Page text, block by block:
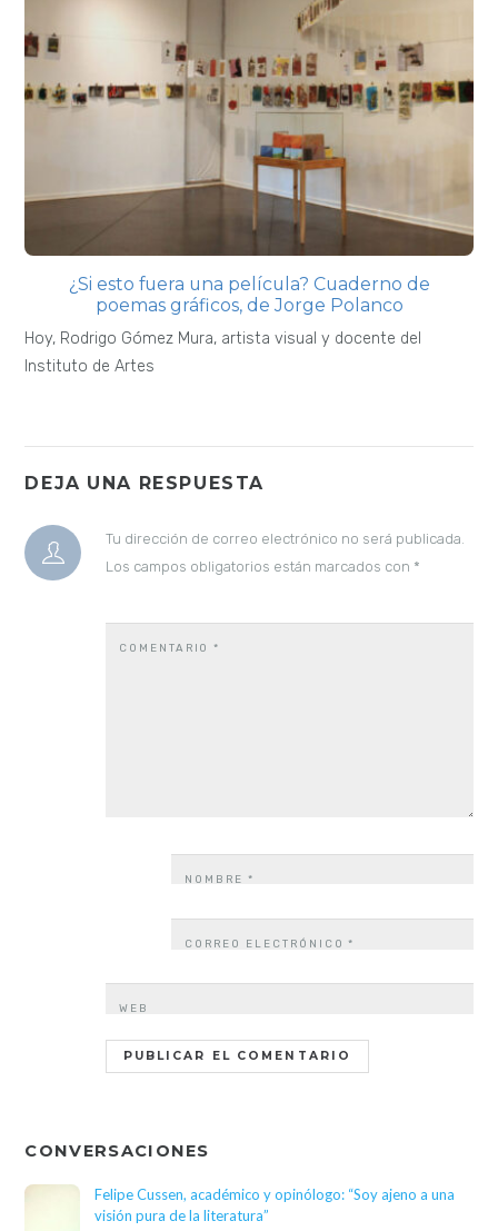
¿Si esto fuera una película? Cuaderno de
poemas gráficos, de Jorge Polanco
Hoy, Rodrigo Gómez Mura, artista visual y docente del
Instituto de Artes
DEJA UNA RESPUESTA
Tu dirección de correo electrónico no será publicada.
Los campos obligatorios están marcados con *
COMENTARIO*
NOMBRE*
CORREO ELECTRÓNICO*
WEB
CONVERSACIONES
Felipe Cussen, académico y opinólogo: “Soy ajeno a una
visión pura de la literatura”